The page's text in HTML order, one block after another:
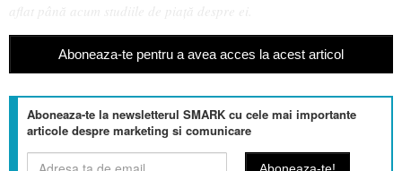
aflat până acum studiile de piață despre ei.
Aboneaza-te pentru a avea acces la acest articol
Aboneaza-te la newsletterul SMARK cu cele mai importante
articole despre marketing si comunicare